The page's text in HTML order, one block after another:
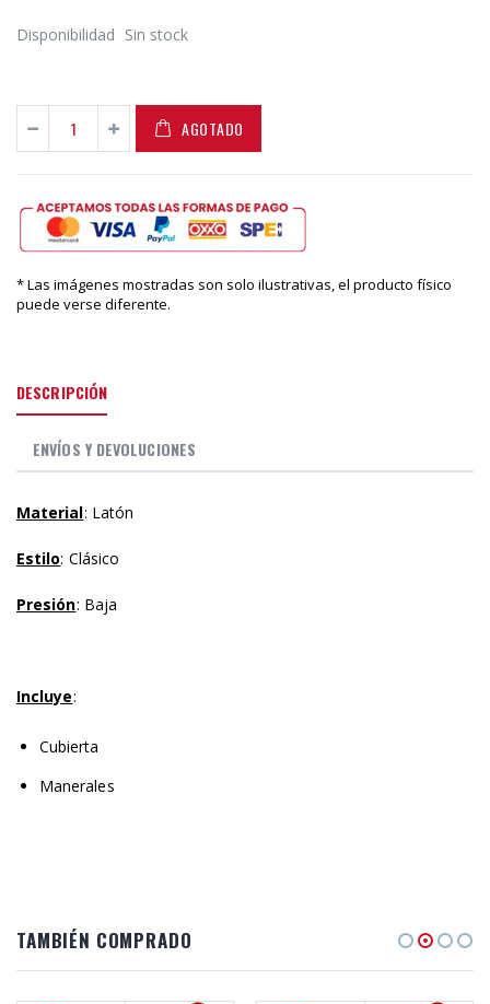
Disponibilidad Sin stock
AGOTADO
* Las imágenes mostradas son solo ilustrativas, el producto físico
puede verse diferente.
DESCRIPCIÓN
ENVÍOS Y DEVOLUCIONES
Material: Latón
Estilo: Clásico
Presión: Baja
Incluye:
Cubierta
Manerales
TAMBIÉN COMPRADO